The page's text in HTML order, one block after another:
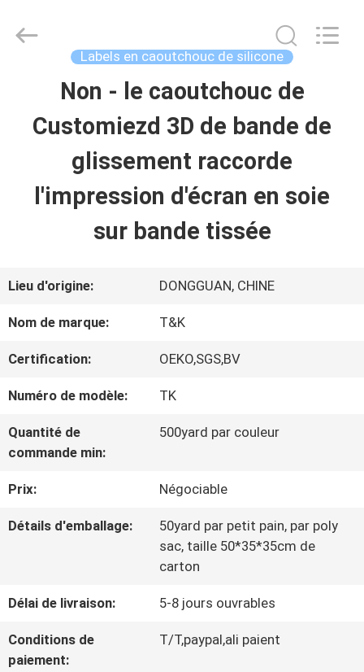
APERÇU
PRODUITS
DE
NOUS
VISITE
D'USINE
DE
LA
CONTACT
T&K
Reserved.
Labels en caoutchouc de silicone
Non - le caoutchouc de
Customiezd 3D de bande de
glissement raccorde
l'impression d'écran en soie
sur bande tissée
Lieu d'origine: DONGGUAN, CHINE
Nom de marque: T&K
Certification: OEKO,SGS,BV
Numéro de modèle: TK
Quantité de
commande min:
500yard par couleur
Prix: Négociable
Détails d'emballage:
50yard par petit pain, par poly
sac, taille 50*35*35cm de
carton
Délai de livraison: 5-8 jours ouvrables
Conditions de
paiement:
T/T,paypal,ali paient